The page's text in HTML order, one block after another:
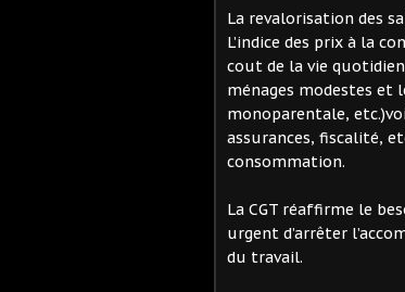
La revalorisation des
L’indice des prix à la
cout de la vie
ménages modestes et
monoparentale,
assurances, fiscalité,
consommation.
La CGT réaffirme le
urgent d’arrêter
du travail.